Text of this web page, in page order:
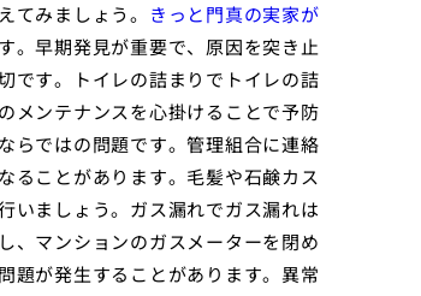
みましょう。 きっと門真の実家が
。早期発見が重要で、原因を突き止
です。トイレの詰まりでトイレの詰
メンテナンスを心掛けることで予防
らではの問題です。管理組合に連絡
ることがあります。毛髪や石鹸カス
いましょう。ガス漏れでガス漏れは
、マンションのガスメーターを閉め
題が発生することがあります。異常